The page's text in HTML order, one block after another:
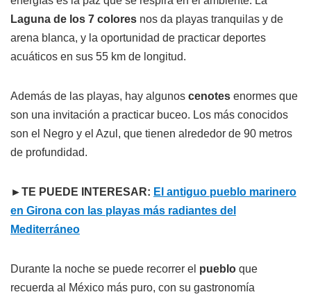
Laguna de los 7 colores nos da playas tranquilas y de
arena blanca, y la oportunidad de practicar deportes
acuáticos en sus 55 km de longitud.
Además de las playas, hay algunos cenotes enormes que
son una invitación a practicar buceo. Los más conocidos
son el Negro y el Azul, que tienen alrededor de 90 metros
de profundidad.
►TE PUEDE INTERESAR: El antiguo pueblo marinero
en Girona con las playas más radiantes del
Mediterráneo
Durante la noche se puede recorrer el pueblo que
recuerda al México más puro, con su gastronomía